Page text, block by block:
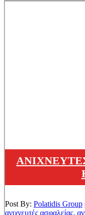
Post By: Polatidis Group
ανιχνευτές ασφαλείας,